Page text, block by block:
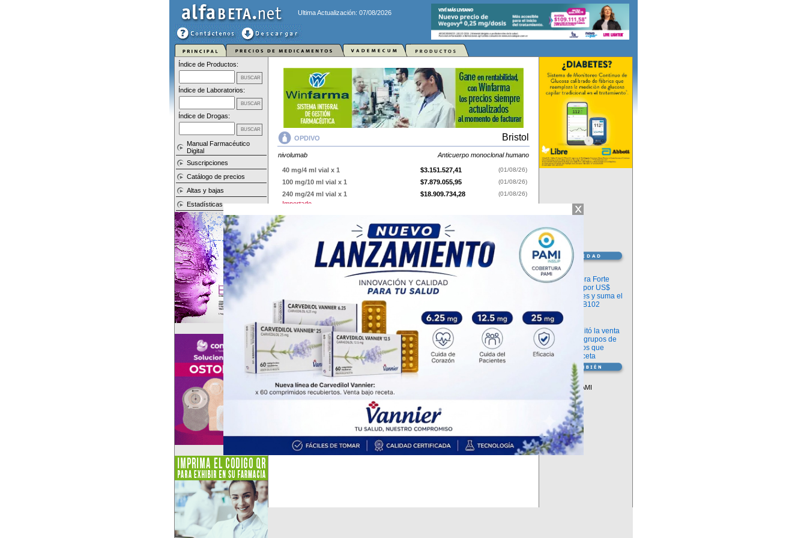
Ultima Actualización: 07/08/2026
Índice de Productos:
Índice de Laboratorios:
Índice de Drogas:
Manual Farmacéutico
Digital
Suscripciones
Catálogo de precios
Altas y bajas
Estadísticas
OPDIVO Bristol
nivolumab Anticuerpo monoclonal humano
40 mg/4 ml vial x 1 $3.151.527,41 (01/08/26)
100 mg/10 ml vial x 1 $7.879.055,95 (01/08/26)
240 mg/24 ml vial x 1 $18.909.734,28 (01/08/26)
Importado
contiene nivolumab y se indica comoAnticuerpo monoclonal
humano
. Es producido porBristol y cuenta con 3 presentaciones
disponibles.
Producto importado.
Explorar más
Otros productos con
nivolumab
Otros productos de
Bristol
Información
argenx compra Forte
Biosciences por US$
2.200 millones y suma el
anticuerpo FB102
Información
ANMAT habilitó la venta
libre de diez grupos de
medicamentos que
requerían receta
Vademécum
Descuentos PAMI